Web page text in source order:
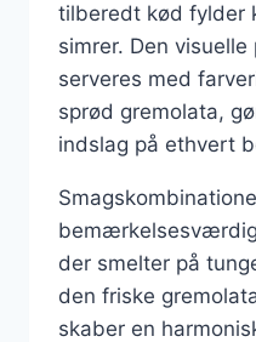
tilberedt kød fylder
simrer. Den
serveres med
sprød gremolata,
indslag på ethvert
der smelter på
den friske
skaber en